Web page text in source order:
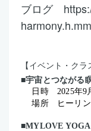
ブログ
【イベント・クラ
■宇宙とつながる
日時 2025年9
場所 ヒーリン
■MYLOVE YOGA